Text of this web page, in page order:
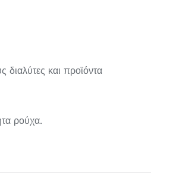
διαλύτες και προϊόντα
ρούχα.